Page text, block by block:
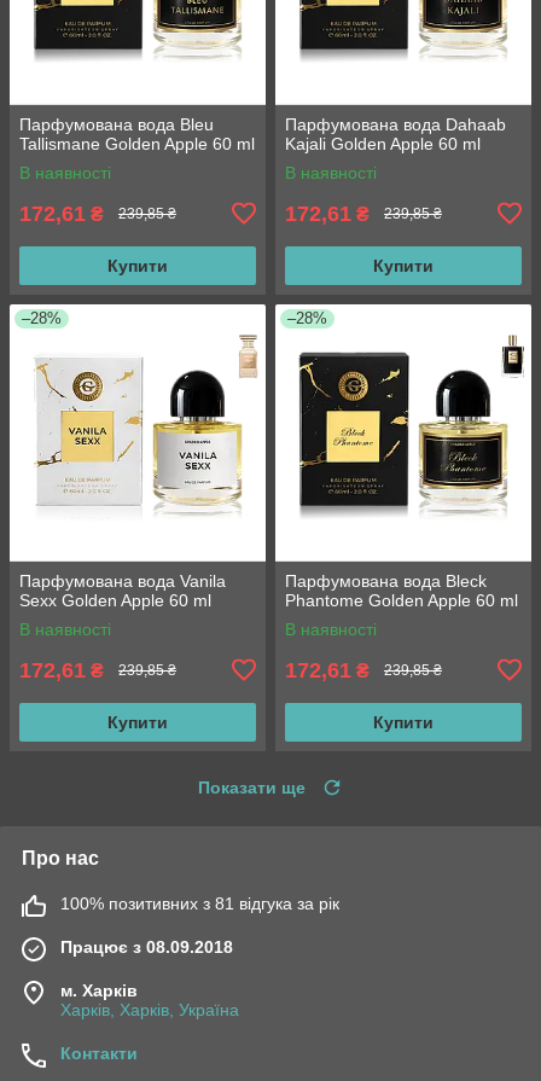
Парфумована вода Bleu
Tallismane Golden Apple 60 ml
В наявності
172,61 ₴ 239,85 ₴
Купити
Парфумована вода Dahaab
Kajali Golden Apple 60 ml
В наявності
172,61 ₴ 239,85 ₴
Купити
–28%
Парфумована вода Vanila
Sexx Golden Apple 60 ml
В наявності
172,61 ₴ 239,85 ₴
Купити
–28%
Парфумована вода Bleck
Phantome Golden Apple 60 ml
В наявності
172,61 ₴ 239,85 ₴
Купити
Показати ще
Про нас
100% позитивних з 81 відгука за рік
Працює з 08.09.2018
м. Харків
Харків, Харків, Україна
Контакти